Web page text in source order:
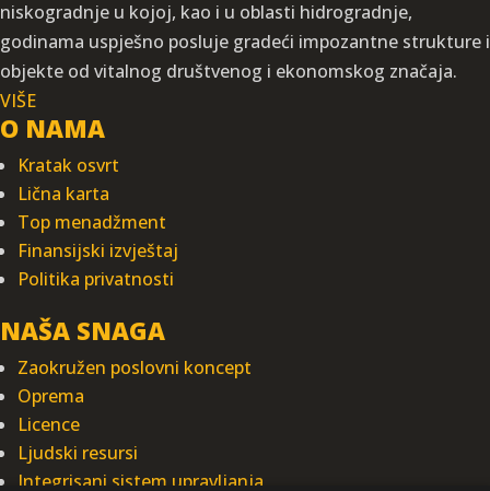
niskogradnje u kojoj, kao i u oblasti hidrogradnje,
godinama uspješno posluje gradeći impozantne strukture i
objekte od vitalnog društvenog i ekonomskog značaja.
VIŠE
O NAMA
Kratak osvrt
Lična karta
Top menadžment
Finansijski izvještaj
Politika privatnosti
NAŠA SNAGA
Zaokružen poslovni koncept
Oprema
Licence
Ljudski resursi
Integrisani sistem upravljanja